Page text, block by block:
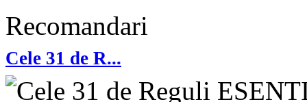
Recomandari
Cele 31 de R...